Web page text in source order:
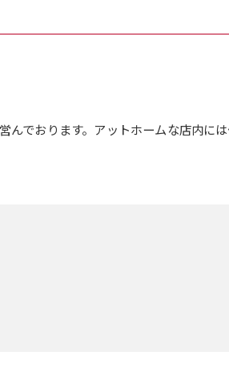
んでおります。アットホームな店内に